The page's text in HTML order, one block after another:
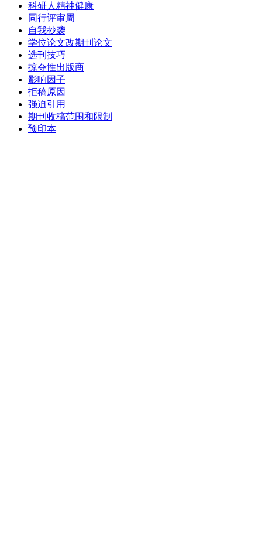
科研人精神健康
同行评审周
自我抄袭
学位论文改期刊论文
选刊技巧
掠夺性出版商
影响因子
拒稿原因
强迫引用
期刊收稿范围和限制
预印本